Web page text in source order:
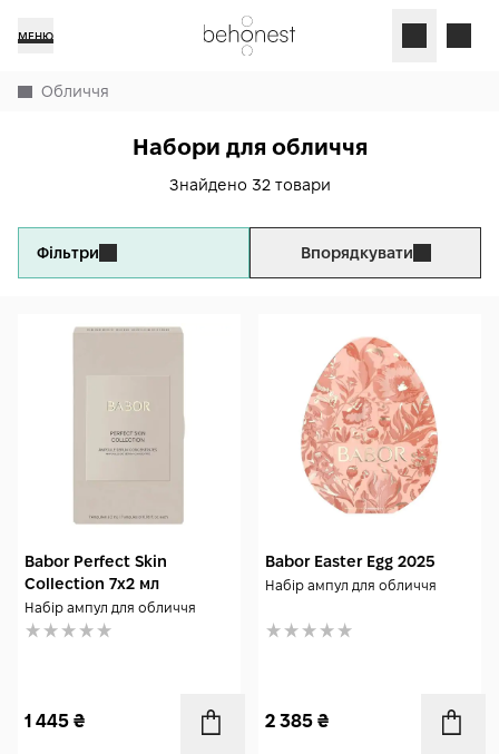
МЕНЮ
Обличчя
Набори для обличчя
Знайдено 32 товари
Фільтри Впорядкувати
Babor Perfect Skin
Collection 7x2 мл
Набір ампул для обличчя
1 445 ₴
Babor Easter Egg 2025
Набір ампул для обличчя
2 385 ₴